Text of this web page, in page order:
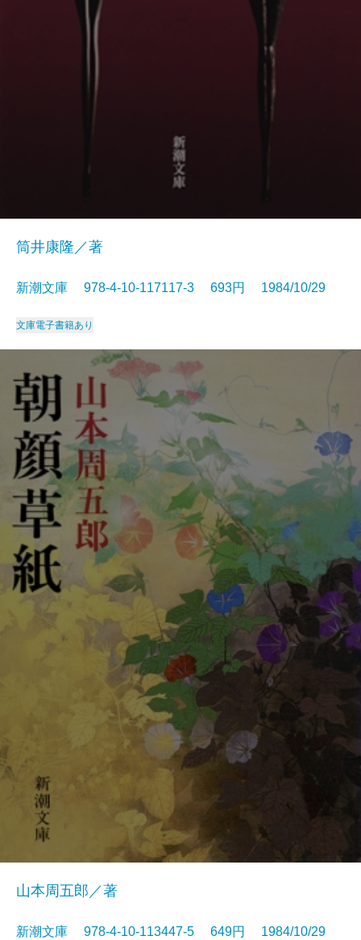
筒井康隆／著
新潮文庫 978-4-10-117117-3 693円 1984/10/29
文庫電子書籍あり
山本周五郎／著
新潮文庫 978-4-10-113447-5 649円 1984/10/29